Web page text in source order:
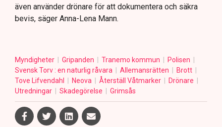
även använder drönare för att dokumentera och säkra
bevis, säger Anna-Lena Mann.
Myndigheter Gripanden Tranemo kommun
Polisen
Svensk Torv : en naturlig råvara
Allemansrätten
Brott
Tove Lifvendahl
Neova Återställ Våtmarker
Drönare
Utredningar
Skadegörelse Grimsås